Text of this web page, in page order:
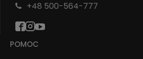
POMOC
+48 500-564-777